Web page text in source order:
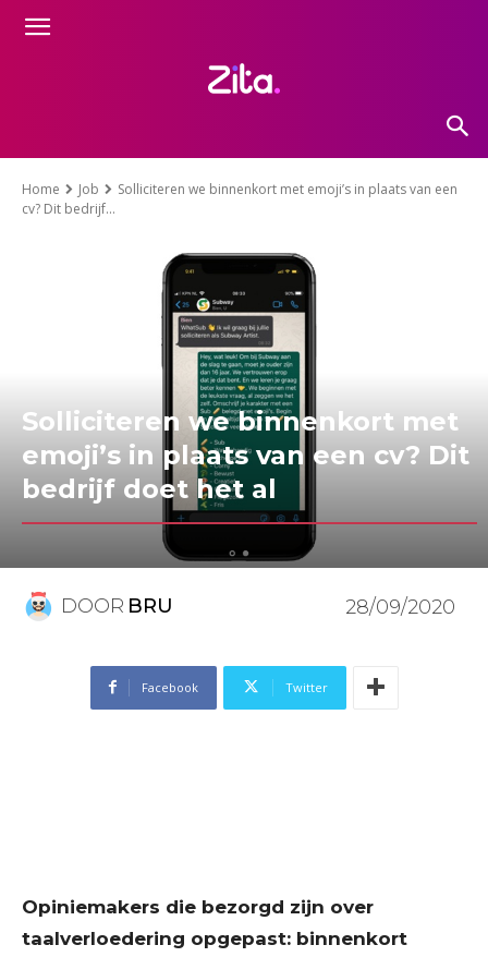
Home Job
Solliciteren we binnenkort met emoji’s in plaats van een
cv? Dit bedrijf...
Solliciteren we binnenkort met
emoji’s in plaats van een cv? Dit
bedrijf doet het al
DOOR BRU 28/09/2020
Facebook Twitter
Opiniemakers die bezorgd zijn over
taalverloedering opgepast: binnenkort